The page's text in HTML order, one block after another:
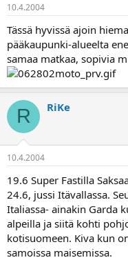
10.4.2004
Tässä hyvissä ajoin
pääkaupunki-alueelta
samaa matkaa, sopivia
R RiKe
10.4.2004
19.6 Super Fastilla
24.6, jussi Itävallassa.
Italiassa- ainakin Garda
alpeilla ja siitä kohti
kotisuomeen. Kiva kun
samoissa maisemissa.